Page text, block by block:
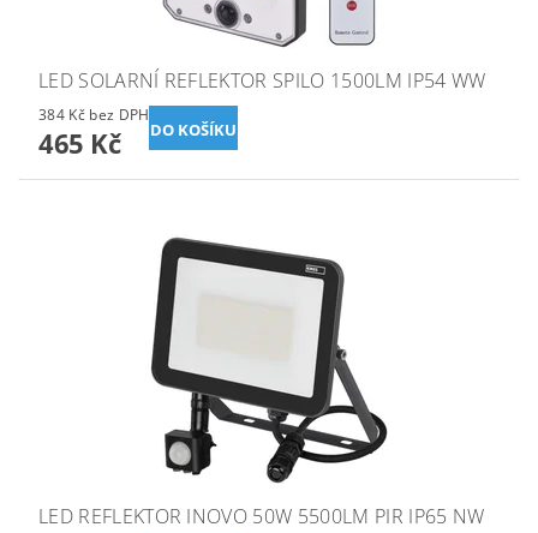
LED SOLARNÍ REFLEKTOR SPILO 1500LM IP54 WW
384 Kč bez DPH
465 Kč
LED REFLEKTOR INOVO 50W 5500LM PIR IP65 NW